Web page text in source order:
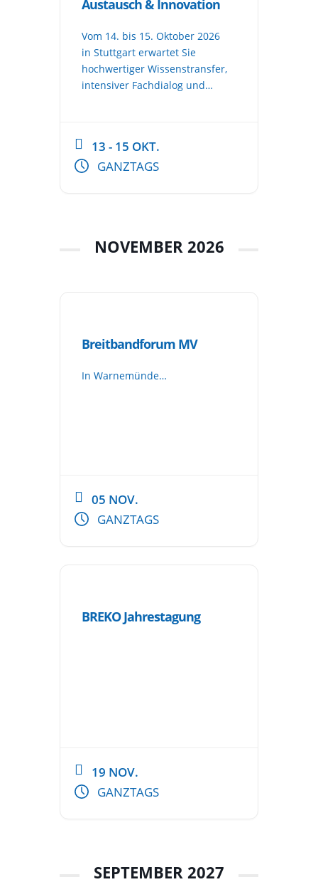
Austausch & Innovation
Vom 14. bis 15. Oktober 2026
in Stuttgart erwartet Sie
hochwertiger Wissenstransfer,
intensiver Fachdialog und
Festnetz, Mobilfunk sowie
Satellitenlösungen – ideal für
sich als Aussteller einen Stand
13 - 15 OKT.
GANZTAGS
NOVEMBER 2026
Breitbandforum MV
In Warnemünde…
05 NOV.
GANZTAGS
BREKO Jahrestagung
19 NOV.
GANZTAGS
SEPTEMBER 2027